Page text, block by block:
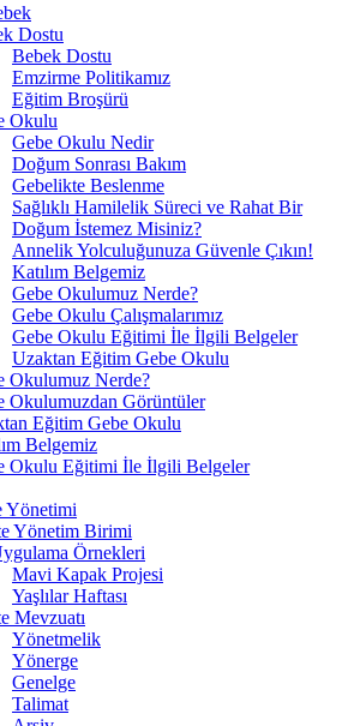
Dostu
Bebek Dostu
Emzirme Politikamız
Eğitim Broşürü
Okulu
Gebe Okulu Nedir
Doğum Sonrası Bakım
Gebelikte Beslenme
Sağlıklı Hamilelik Süreci ve Rahat Bir
Doğum İstemez Misiniz?
Annelik Yolculuğunuza Güvenle Çıkın!
Katılım Belgemiz
Gebe Okulumuz Nerde?
Gebe Okulu Çalışmalarımız
Gebe Okulu Eğitimi İle İlgili Belgeler
Uzaktan Eğitim Gebe Okulu
Okulumuz Nerde?
Okulumuzdan Görüntüler
Eğitim Gebe Okulu
Belgemiz
Okulu Eğitimi İle İlgili Belgeler
Yönetimi
Yönetim Birimi
Örnekleri
Mavi Kapak Projesi
Yaşlılar Haftası
Mevzuatı
Yönetmelik
Yönerge
Genelge
Talimat